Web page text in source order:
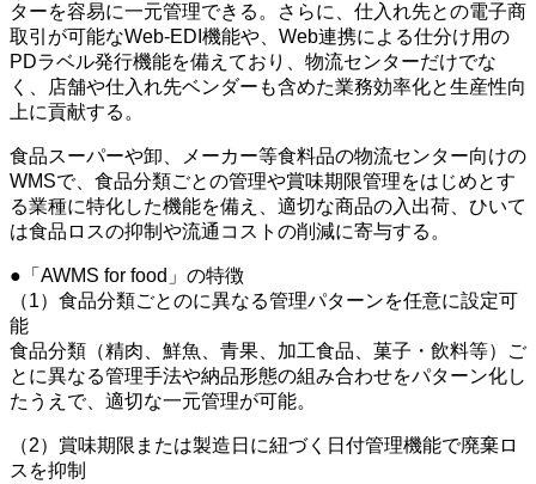
ターを容易に一元管理できる。さらに、仕入れ先との電子商
取引が可能なWeb-EDI機能や、Web連携による仕分け用の
PDラベル発行機能を備えており、物流センターだけでな
く、店舗や仕入れ先ベンダーも含めた業務効率化と生産性向
上に貢献する。
食品スーパーや卸、メーカー等食料品の物流センター向けの
WMSで、食品分類ごとの管理や賞味期限管理をはじめとす
る業種に特化した機能を備え、適切な商品の入出荷、ひいて
は食品ロスの抑制や流通コストの削減に寄与する。
●「AWMS for food」の特徴
（1）食品分類ごとのに異なる管理パターンを任意に設定可
能
食品分類（精肉、鮮魚、青果、加工食品、菓子・飲料等）ご
とに異なる管理手法や納品形態の組み合わせをパターン化し
たうえで、適切な一元管理が可能。
（2）賞味期限または製造日に紐づく日付管理機能で廃棄ロ
スを抑制